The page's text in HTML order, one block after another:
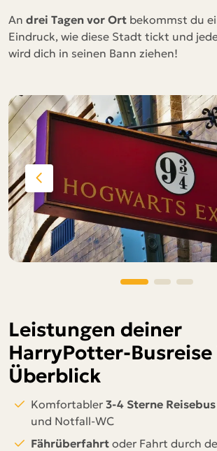
An drei Tagen vor Ort bekommst du
Eindruck, wie diese Stadt tickt und
wird dich in seinen Bann ziehen!
Leistungen deiner
HarryPotter-Busreise
Überblick
Komfortabler 3-4 Sterne Reisebus
und Notfall-WC
Fährüberfahrt oder Fahrt durch